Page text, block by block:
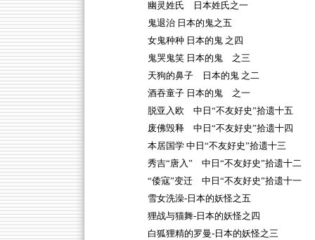
幽灵姓氏 日本姓氏之一
鬼退治 日本的鬼之五
女鬼种种 日本的鬼 之四
鬼哭鬼笑 日本的鬼 之三
天狗的鼻子 日本的鬼 之二
酒吞童子 日本的鬼 之一
脱亚入欧 中日“不友好史”拾遗十五
废佛毁释 中日“不友好史”拾遗十四
本居国学 中日“不友好史”拾遗十三
秀吉“唐入” 中日“不友好史”拾遗十二
“倭寇”变迁 中日“不友好史”拾遗十一
雪女洗澡-日本的妖怪之五
狸战与猫舞-日本的妖怪之四
白狐狸精的罗曼-日本的妖怪之三